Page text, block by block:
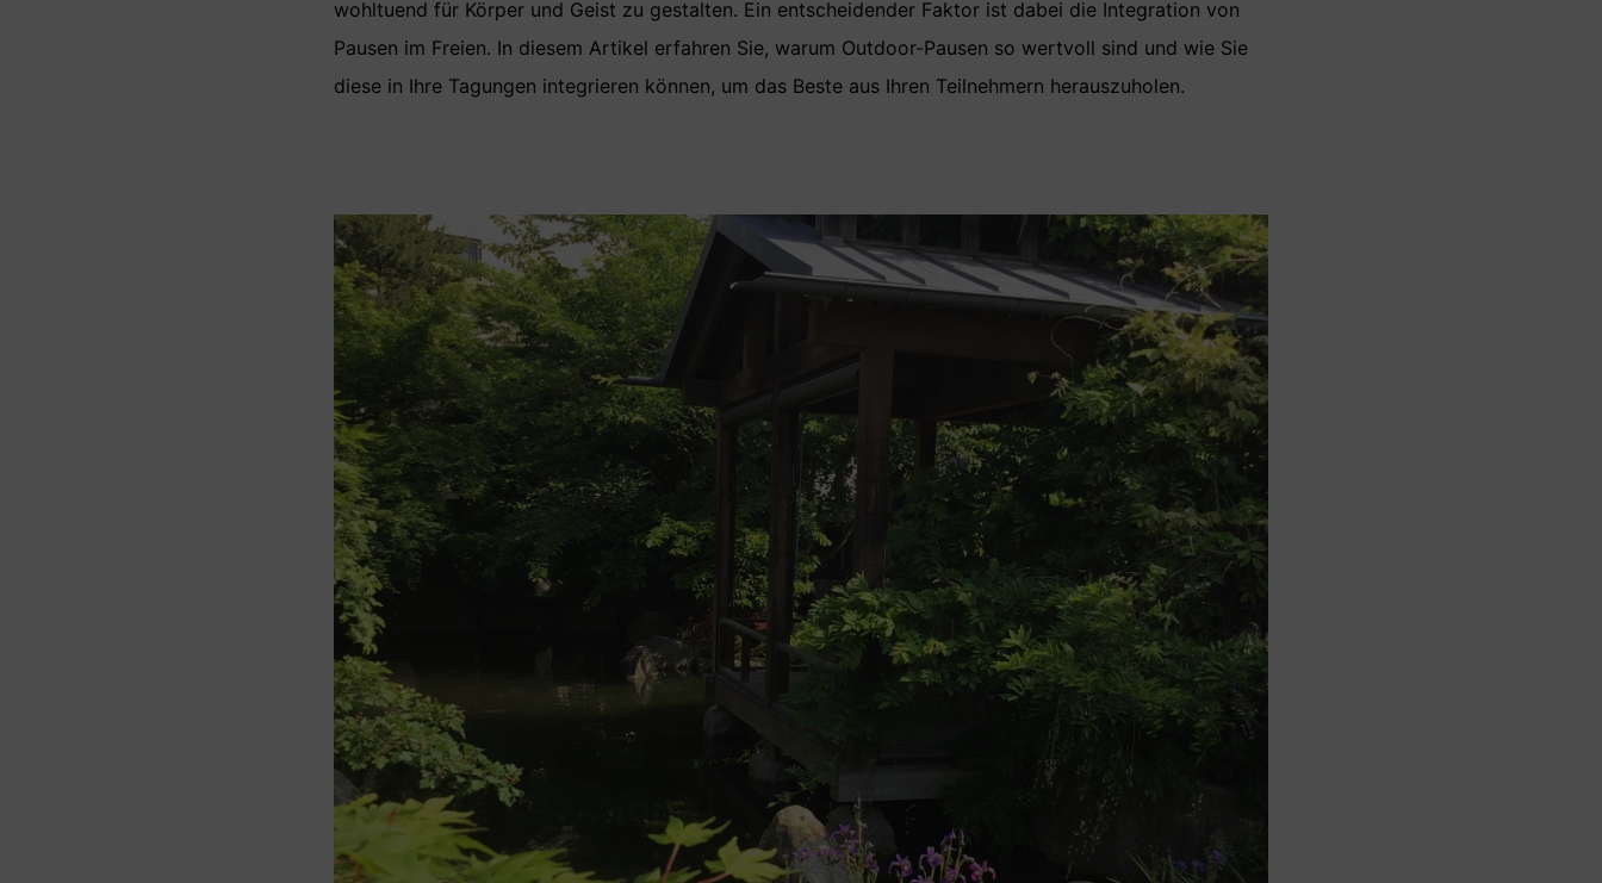
wohltuend für Körper und Geist zu gestalten. Ein entscheidender Faktor ist dabei die Integration von
Pausen im Freien. In diesem Artikel erfahren Sie, warum Outdoor-Pausen so wertvoll sind und wie Sie
diese in Ihre Tagungen integrieren können, um das Beste aus Ihren Teilnehmern herauszuholen.